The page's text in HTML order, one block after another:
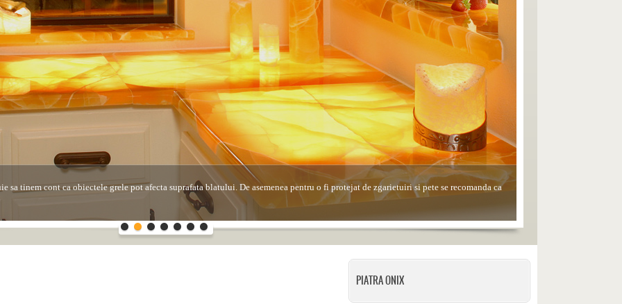
sa tinem cont ca obiectele grele pot afecta suprafata blatului. De asemenea pentru o fi protejat de zgarietuiri si pete se recomanda ca
la patare in cazul in care petele au continutul de aciditate ridicat precum au sucurile, alcoolul sau solutiile de curatare din comert.
PIATRA ONIX